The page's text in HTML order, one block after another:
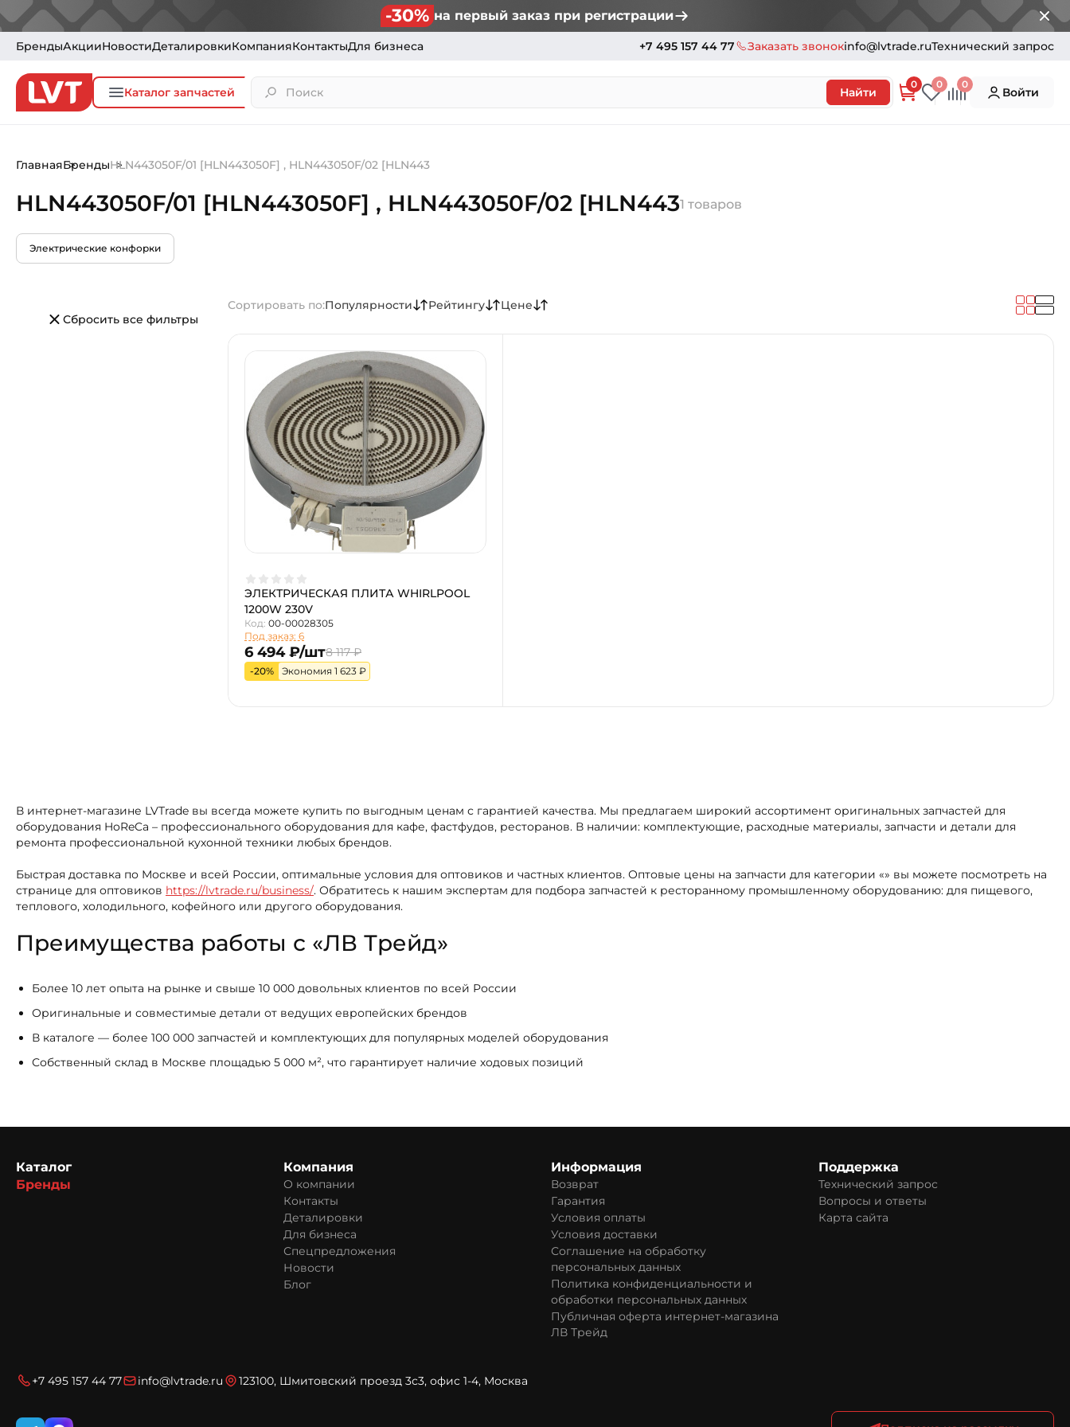
-30% на первый заказ при регистрации
БрендыАкцииНовостиДеталировкиКомпанияКонтактыДля бизнеса +7 495 157 44 77 Заказать звонокinfo@lvtrade.ruТехнический запрос
Каталог запчастей Найти
0 0 0
Войти
ГлавнаяБрендыHLN443050F/01 [HLN443050F] , HLN443050F/02 [HLN443
HLN443050F/01 [HLN443050F] , HLN443050F/02 [HLN4431 товаров
Электрические конфорки
Сбросить все фильтры
Сортировать по:Популярности Рейтингу Цене
ЭЛЕКТРИЧЕСКАЯ ПЛИТА WHIRLPOOL
1200W 230V
Код: 00-00028305
Под заказ: 6
6 494 ₽/шт8 117 ₽
-20% Экономия 1 623 ₽
В интернет-магазине LVTrade вы всегда можете купить по выгодным ценам с гарантией качества. Мы предлагаем широкий ассортимент оригинальных запчастей для
оборудования HoReCa – профессионального оборудования для кафе, фастфудов, ресторанов. В наличии: комплектующие, расходные материалы, запчасти и детали для
ремонта профессиональной кухонной техники любых брендов.
Быстрая доставка по Москве и всей России, оптимальные условия для оптовиков и частных клиентов. Оптовые цены на запчасти для категории «» вы можете посмотреть на
странице для оптовиков https://lvtrade.ru/business/. Обратитесь к нашим экспертам для подбора запчастей к ресторанному промышленному оборудованию: для пищевого,
теплового, холодильного, кофейного или другого оборудования.
Преимущества работы с «ЛВ Трейд»
Более 10 лет опыта на рынке и свыше 10 000 довольных клиентов по всей России
Оригинальные и совместимые детали от ведущих европейских брендов
В каталоге — более 100 000 запчастей и комплектующих для популярных моделей оборудования
Собственный склад в Москве площадью 5 000 м², что гарантирует наличие ходовых позиций
Каталог
Бренды
Компания
О компании
Контакты
Деталировки
Для бизнеса
Спецпредложения
Новости
Блог
Информация
Возврат
Гарантия
Условия оплаты
Условия доставки
Соглашение на обработку
персональных данных
Политика конфиденциальности и
обработки персональных данных
Публичная оферта интернет-магазина
ЛВ Трейд
Поддержка
Технический запрос
Вопросы и ответы
Карта сайта
+7 495 157 44 77 info@lvtrade.ru 123100, Шмитовский проезд 3с3, офис 1-4, Москва